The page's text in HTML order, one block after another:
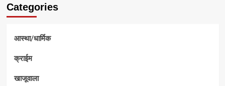
Categories
आस्था/धार्मिक
क्राईम
खाजूवाला